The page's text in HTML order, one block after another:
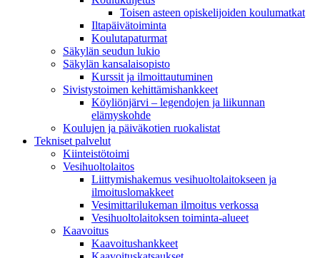
Toisen asteen opiskelijoiden koulumatkat
Iltapäivätoiminta
Koulutapaturmat
Säkylän seudun lukio
Säkylän kansalaisopisto
Kurssit ja ilmoittautuminen
Sivistystoimen kehittämishankkeet
Köyliönjärvi – legendojen ja liikunnan
elämyskohde
Koulujen ja päiväkotien ruokalistat
Tekniset palvelut
Kiinteistötoimi
Vesihuoltolaitos
Liittymishakemus vesihuoltolaitokseen ja
ilmoituslomakkeet
Vesimittarilukeman ilmoitus verkossa
Vesihuoltolaitoksen toiminta-alueet
Kaavoitus
Kaavoitushankkeet